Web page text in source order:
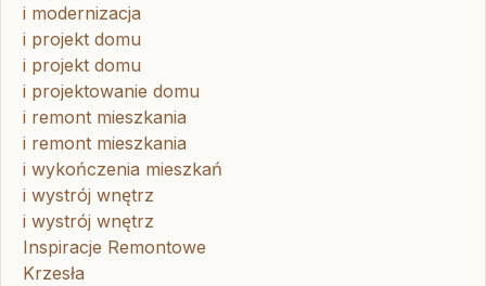
i modernizacja
i projekt domu
i projekt domu
i projektowanie domu
i remont mieszkania
i remont mieszkania
i wykończenia mieszkań
i wystrój wnętrz
i wystrój wnętrz
Inspiracje Remontowe
Krzesła